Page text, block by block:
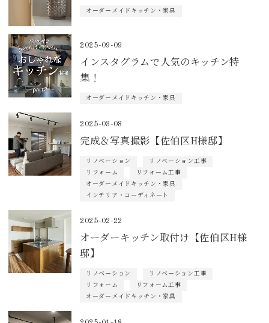
オーダーメイドキッチン・家具
2025-09-09
インスタグラムで人気のキッチン特
集！
オーダーメイドキッチン・家具
2025-03-08
完成＆写真撮影【佐伯区H様邸】
リノベーション
リノベーション工事
リフォーム
リフォーム工事
オーダーメイドキッチン・家具
インテリア・コーディネート
2025-02-22
オーダーキッチン取付け【佐伯区H様
邸】
リノベーション
リノベーション工事
リフォーム
リフォーム工事
オーダーメイドキッチン・家具